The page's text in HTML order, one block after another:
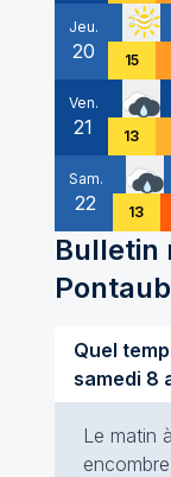
Jeu.
20 15
Ven.
21 13
Sam.
22 13
Bulletin
Quel
Le matin